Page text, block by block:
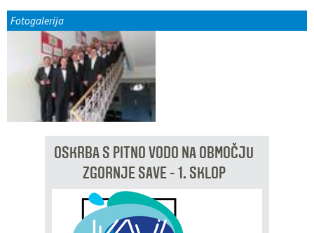
Fotogalerija
OSKRBA S PITNO VODO NA OBMOČJU
ZGORNJE SAVE - 1. SKLOP